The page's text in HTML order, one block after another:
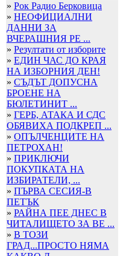
» Рок Радио Берковица
» НЕОФИЦИАЛНИ
ДАННИ ЗА
ВЧЕРАШНИЯ РЕ ...
» Резултати от изборите
» ЕДИН ЧАС ДО КРАЯ
НА ИЗБОРНИЯ ДЕН!
» СЪДЪТ ДОПУСНА
БРОЕНЕ НА
БЮЛЕТИНИТ ...
» ГЕРБ, АТАКА И СДС
ОБЯВИХА ПОДКРЕП ...
» ОПЪЛЧЕНЦИТЕ НА
ПЕТРОХАН!
» ПРИКЛЮЧИ
ПОКУПКАТА НА
ИЗБИРАТЕЛИ, ...
» ПЪРВА СЕСИЯ-В
ПЕТЪК
» РАЙНА ПЕЕ ДНЕС В
ЧИТАЛИЩЕТО ЗА ВЕ ...
» В ТОЗИ
ГРАД...ПРОСТО НЯМА